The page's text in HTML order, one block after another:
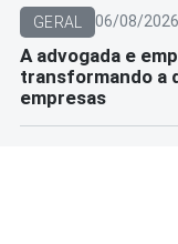
GERAL 06/08/
A advogada e
transformando a
empresas